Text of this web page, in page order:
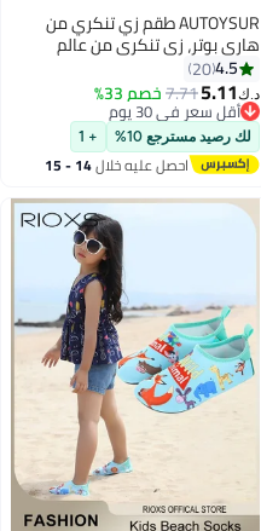
AUTOYSUR طقم زي تنكري من
هاري بوتر، زي تنكري من عالم
هوجوورتس السحري للأطفال
والكبار، يتضمن إكسسوار التنكر
ربطة عنق مخططة، إطار نظارات،
قبعة ساحر، عصا سحرية، قلادة
4.5
20
د.ك‏5.11
7.71خصم 33%
أقل سعر في 30 يوم
أقل سعر في 30 يوم
لك رصيد مسترجع 10% + 1
احصل عليه خلال 14 - 15